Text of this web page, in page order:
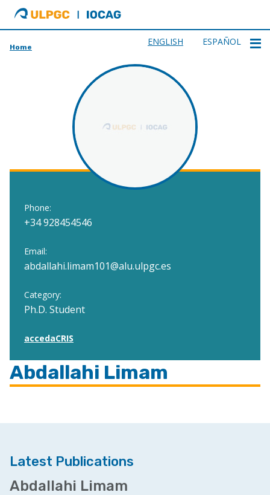
ULPGC
Ir
al
IOCAG
ENGLISH ESPAÑOL
Home
Phone:
+34 928454546
Email:
abdallahi.limam101@alu.ulpgc.es
Category:
Ph.D. Student
accedaCRIS
Abdallahi Limam
Latest Publications
Abdallahi Limam